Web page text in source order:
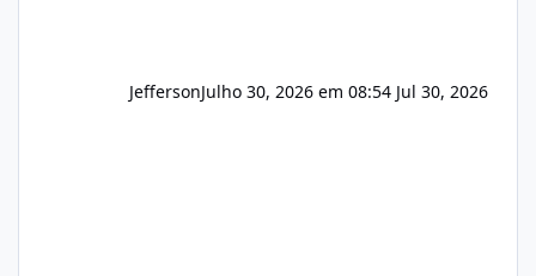
JeffersonJulho 30, 2026 em 08:54 Jul 30, 2026